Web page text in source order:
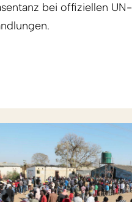
bei offiziellen UN-